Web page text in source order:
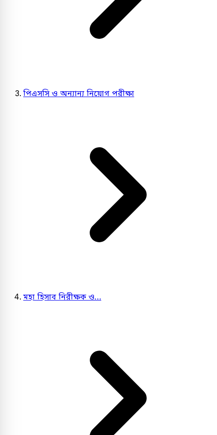
পিএসসি ও অন্যান্য নিয়োগ পরীক্ষা
মহা হিসাব নিরীক্ষক ও…